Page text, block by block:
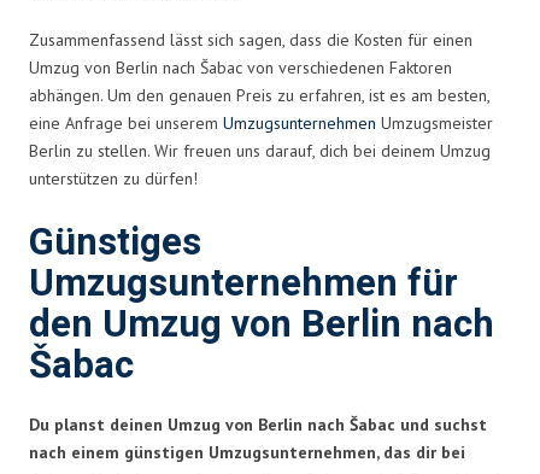
Zusammenfassend lässt sich sagen, dass die Kosten für einen
Umzug von Berlin nach Šabac von verschiedenen Faktoren
abhängen. Um den genauen Preis zu erfahren, ist es am besten,
eine Anfrage bei unserem Umzugsunternehmen Umzugsmeister
Berlin zu stellen. Wir freuen uns darauf, dich bei deinem Umzug
unterstützen zu dürfen!
Günstiges
Umzugsunternehmen für
den Umzug von Berlin nach
Šabac
Du planst deinen Umzug von Berlin nach Šabac und suchst
nach einem günstigen Umzugsunternehmen, das dir bei